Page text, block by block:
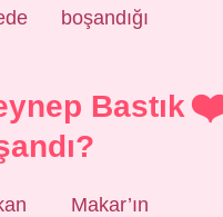
boşandığı
Bastık
Makar’ın